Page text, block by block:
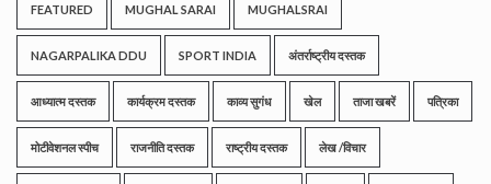
FEATURED MUGHAL SARAI MUGHALSRAI
NAGARPALIKA DDU SPORT INDIA अंतर्राष्ट्रीय दस्तक
आध्यात्म दस्तक कार्यक्रम दस्तक काव्य सुगंध खेल ताजा खबरें पत्रिका
मोटीवेशनल स्पीच राजनीति दस्तक राष्ट्रीय दस्तक लेख /विचार